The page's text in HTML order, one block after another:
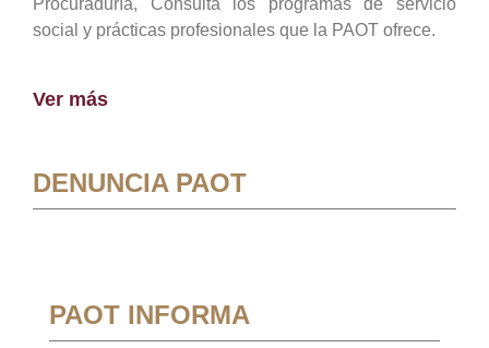
Procuraduría, Consulta los programas de servicio
social y prácticas profesionales que la PAOT ofrece.
Ver más
DENUNCIA PAOT
PAOT INFORMA